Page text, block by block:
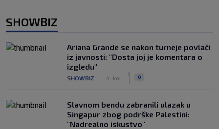
SHOWBIZ
Ariana Grande se nakon turneje povlači
iz javnosti: "Dosta joj je komentara o
izgledu"
SHOWBIZ 4. kol. 0
Slavnom bendu zabranili ulazak u
Singapur zbog podrške Palestini:
"Nadrealno iskustvo"